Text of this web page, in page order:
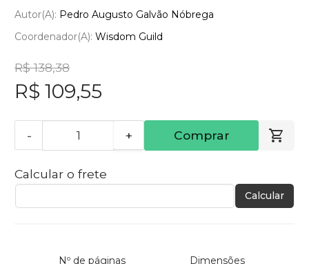
Autor(a): Pedro Augusto Galvão Nóbrega
Coordenador(a): Wisdom Guild
R$ 138,38
R$ 109,55
- + Comprar
Calcular o frete
Calcular
Nº de páginas Dimensões